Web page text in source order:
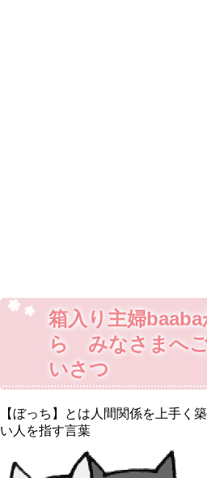
箱入り主婦baaba
ら みなさまへ
いさつ
【ぼっち】とは人間関係を上手く
い人を指す言葉